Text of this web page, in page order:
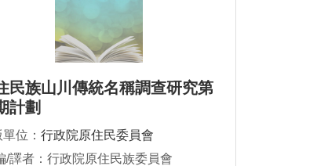
民族山川傳統名稱調查研究第
計劃
位： 行政院原住民委員會
/譯者：行政院原住民族委員會